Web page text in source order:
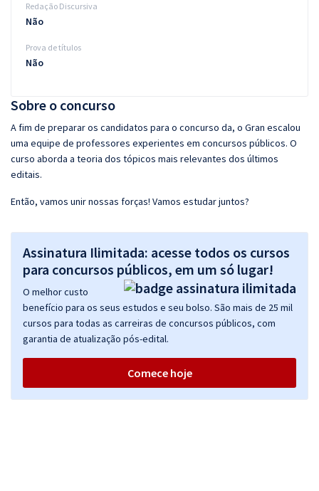
Sobre o concurso
A fim de preparar os candidatos para o concurso da, o Gran escalou
uma equipe de professores experientes em concursos públicos. O
curso aborda a teoria dos tópicos mais relevantes dos últimos
editais.
Então, vamos unir nossas forças! Vamos estudar juntos?
Assinatura Ilimitada: acesse todos os cursos
para concursos públicos, em um só lugar!
O melhor custo
benefício para os seus estudos e seu bolso. São mais de 25 mil
cursos para todas as carreiras de concursos públicos, com
garantia de atualização pós-edital.
Comece hoje
Redação Discursiva
Não
Prova de títulos
Não